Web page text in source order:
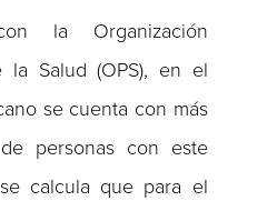
la Organización
la Salud (OPS), en el
se cuenta con más
personas con este
calcula que para el